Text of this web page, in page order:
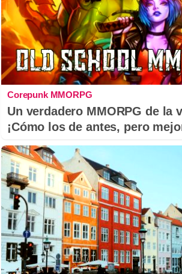
Corepunk MMORPG
Un verdadero MMORPG de la
¡Cómo los de antes, pero